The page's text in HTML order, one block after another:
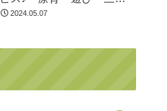
市 2024.05.07